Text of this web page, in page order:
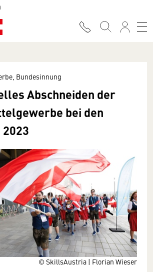
© SkillsAustria | Florian Wieser
Bundesinnung
Abschneiden der
bei den